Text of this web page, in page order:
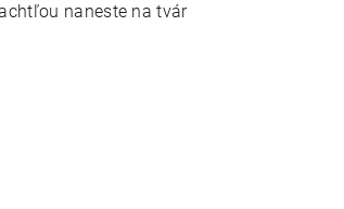
naneste na tvár